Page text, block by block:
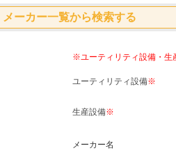
メーカー一覧から検索する
※ユーティリティ設備・生
ユーティリティ設備※
生産設備※
メーカー名